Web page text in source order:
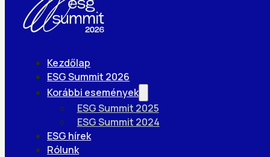
Kezdőlap
ESG Summit 2026
Korábbi események
ESG Summit 2025
ESG Summit 2024
ESG hírek
Rólunk